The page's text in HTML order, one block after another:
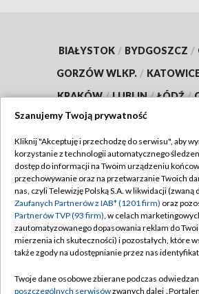
BIAŁYSTOK / BYDGOSZCZ /
GORZÓW WLKP. /
KRAKÓW / LUBLIN / ŁÓDŹ /
OPOLE / POZNAŃ
SZCZECIN / WARSZAWA /
Dołącz do nas:
TVP
Abonament TVP
Emisja w TVP
Polityka
Szanujemy Twoją prywatność
Kliknij "Akceptuję i przechodzę do serwisu", aby
korzystanie z technologii automatycznego
dostęp do informacji na Twoim urządzeniu
przechowywanie oraz na przetwarzanie Twoich
nas, czyli Telewizję Polską S.A. w likwidacji (zwaną
Zaufanych Partnerów z IAB* (1201 firm) oraz
Partnerów TVP (93 firm), w celach
zautomatyzowanego dopasowania reklam do
mierzenia ich skuteczności) i pozostałych, które
także zgody na udostępnianie przez nas
Twoje dane osobowe zbierane podczas
poszczególnych serwisówzwanych dalej